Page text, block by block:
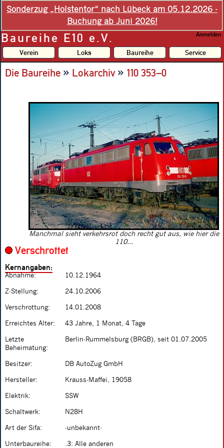
Sonderzug „Holstentor“ nach Lübeck am 05.12.2026 -
Buchung ab Juni 2026!
Baureihe E10 e.V. Anmelden
Verein Loks Baureihe Service
Die Baureihe » Lokarchiv» 110 353–0
Manchmal sieht verkehrsrot doch recht gut aus, wie hier die
110...
Verschrottet
Kernangaben:
Abnahme: 10.12.1964
Z-Stellung: 24.10.2006
Verschrottung: 14.01.2008
Erreichtes Alter: 43 Jahre, 1 Monat, 4 Tage
Letzte
Beheimatung:
Berlin-Rummelsburg (BRGB), seit 01.07.2005
Besitzer: DB AutoZug GmbH
Hersteller: Krauss-Maffei, 19058
Elektrik: SSW
Schaltwerk: N28H
Art der Sifa: -unbekannt-
Unterbaureihe: .3: Alle anderen